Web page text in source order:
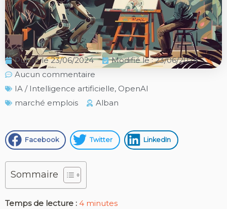
Publié le 23/06/2024
Modifié le : 23/06/2024
Aucun commentaire
IA / Intelligence artificielle, OpenAI
marché emplois
Alban
Facebook Twitter LinkedIn
Sommaire
Temps de lecture : 4 minutes